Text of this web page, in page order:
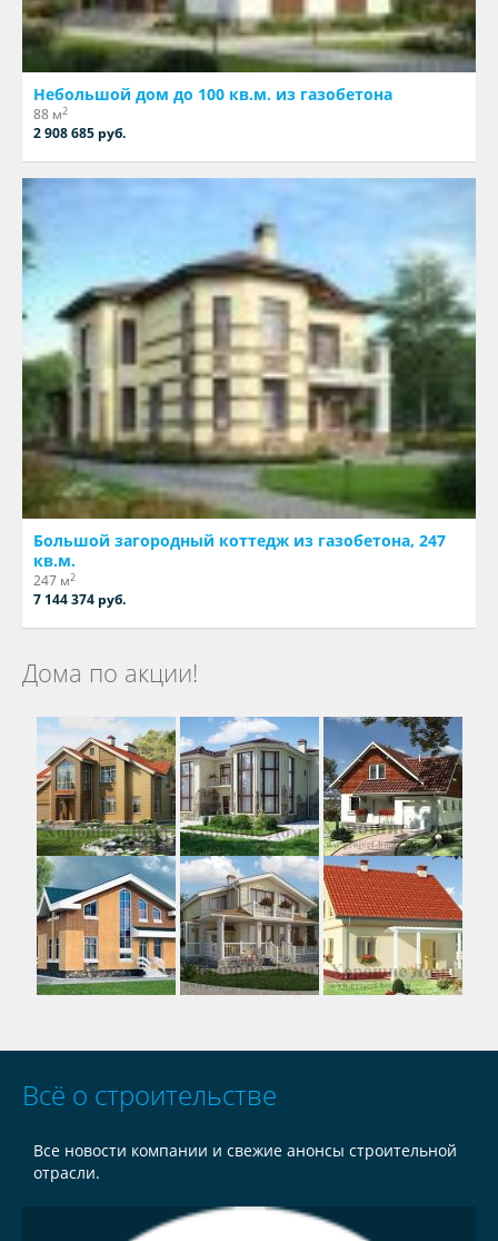
Небольшой дом до 100 кв.м. из газобетона
88 м2
2 908 685 руб.
Большой загородный коттедж из газобетона, 247
кв.м.
247 м2
7 144 374 руб.
Дома по акции!
Всё о строительстве
Все новости компании и свежие анонсы строительной
отрасли.